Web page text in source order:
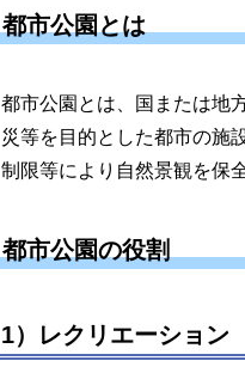
都市公園とは
都市公園とは、国または地
災等を目的とした都市の施
制限等により自然景観を保
都市公園の役割
1）レクリエーション